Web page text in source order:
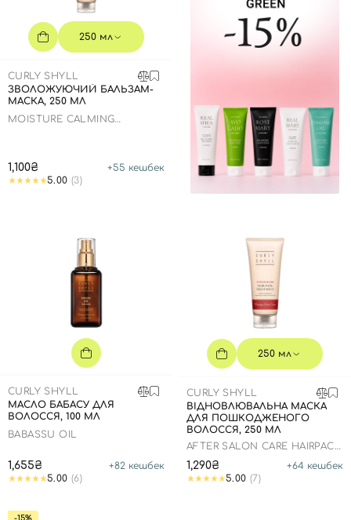
250 мл
CURLY SHYLL
ЗВОЛОЖУЮЧИЙ БАЛЬЗАМ-
МАСКА, 250 МЛ
MOISTURE CALMING
1,100₴ +55 кешбек
5.00 (3)
CURLY SHYLL
МАСЛО БАБАСУ ДЛЯ
ВОЛОССЯ, 100 МЛ
BABASSU OIL
1,655₴ +82 кешбек
5.00 (6)
250 мл
CURLY SHYLL
ВІДНОВЛЮВАЛЬНА МАСКА
ДЛЯ ПОШКОДЖЕНОГО
ВОЛОССЯ, 250 МЛ
AFTER SALON CARE HAIRPACK
1,290₴ +64 кешбек
5.00 (7)
-15%